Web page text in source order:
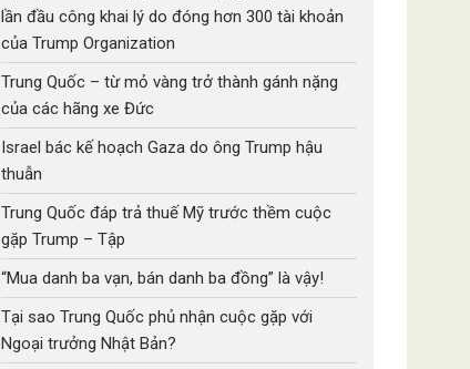
lần đầu công khai lý do đóng hơn 300 tài khoản
của Trump Organization
Trung Quốc – từ mỏ vàng trở thành gánh nặng
của các hãng xe Đức
Israel bác kế hoạch Gaza do ông Trump hậu
thuẫn
Trung Quốc đáp trả thuế Mỹ trước thềm cuộc
gặp Trump – Tập
“Mua danh ba vạn, bán danh ba đồng” là vậy!
Tại sao Trung Quốc phủ nhận cuộc gặp với
Ngoại trưởng Nhật Bản?